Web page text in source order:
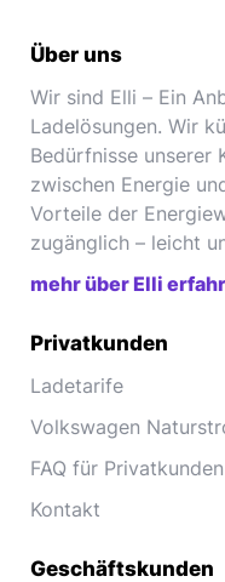
Über uns
Wir sind Elli – Ein
Ladelösungen. Wir
Bedürfnisse unserer
zwischen Energie
Vorteile der
zugänglich – leicht
mehr über Elli
Privatkunden
Ladetarife
Volkswagen
FAQ für Privatkunden
Kontakt
Geschäftskunden